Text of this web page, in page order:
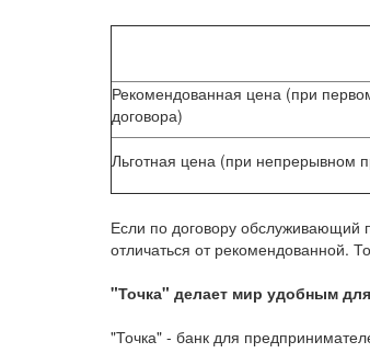
Рекомендованная цена (при
договора)
Льготная цена (при непрерывном
Если по договору обслуживающий
отличаться от рекомендованной.
"Точка" делает мир удобным
"Точка" - банк для